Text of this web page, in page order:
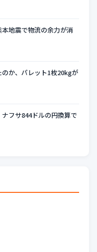
地震で物流の余力が消
か、パレット1枚20kgが
フサ844ドルの円換算で